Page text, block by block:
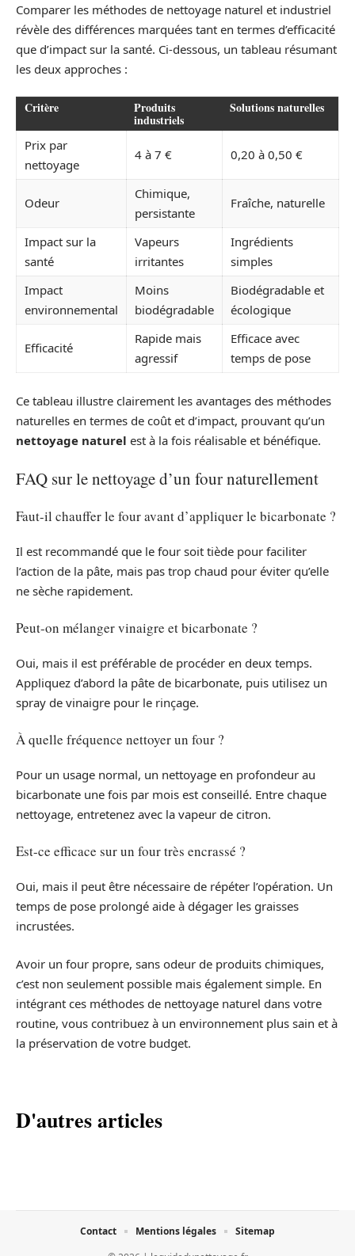
Comparer les méthodes de nettoyage naturel et industriel
révèle des différences marquées tant en termes d’efficacité
que d’impact sur la santé. Ci-dessous, un tableau résumant
les deux approches :
Critère Produits
industriels
Solutions naturelles
Prix par
nettoyage
4 à 7 € 0,20 à 0,50 €
Odeur
Chimique,
persistante
Fraîche, naturelle
Impact sur la
santé
Vapeurs
irritantes
Ingrédients
simples
Impact
environnemental
Moins
biodégradable
Biodégradable et
écologique
Efficacité
Rapide mais
agressif
Efficace avec
temps de pose
Ce tableau illustre clairement les avantages des méthodes
naturelles en termes de coût et d’impact, prouvant qu’un
nettoyage naturel est à la fois réalisable et bénéfique.
FAQ sur le nettoyage d’un four naturellement
Faut-il chauffer le four avant d’appliquer le bicarbonate ?
Il est recommandé que le four soit tiède pour faciliter
l’action de la pâte, mais pas trop chaud pour éviter qu’elle
ne sèche rapidement.
Peut-on mélanger vinaigre et bicarbonate ?
Oui, mais il est préférable de procéder en deux temps.
Appliquez d’abord la pâte de bicarbonate, puis utilisez un
spray de vinaigre pour le rinçage.
À quelle fréquence nettoyer un four ?
Pour un usage normal, un nettoyage en profondeur au
bicarbonate une fois par mois est conseillé. Entre chaque
nettoyage, entretenez avec la vapeur de citron.
Est-ce efficace sur un four très encrassé ?
Oui, mais il peut être nécessaire de répéter l’opération. Un
temps de pose prolongé aide à dégager les graisses
incrustées.
Avoir un four propre, sans odeur de produits chimiques,
c’est non seulement possible mais également simple. En
intégrant ces méthodes de nettoyage naturel dans votre
routine, vous contribuez à un environnement plus sain et à
la préservation de votre budget.
D'autres articles
Contact Mentions légales Sitemap